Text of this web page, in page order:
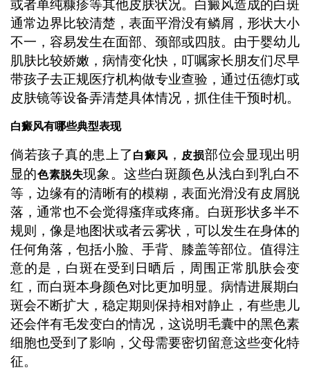
或者单纯糠疹等其他皮肤状况。白癜风造成的白斑
通常边界比较清楚，表面平滑没有鳞屑，形状大小
不一，容易发生在面部、颈部或四肢。由于婴幼儿
肌肤比较娇嫩，病情变化快，叮嘱家长朋友们尽早
带孩子去正规医疗机构做专业查验，通过伍德灯或
皮肤镜等设备弄清楚具体情况，抓住佳干预时机。
白癜风有哪些典型表现
倘若孩子真的患上了 白癜风 ， 皮损部位会显现出明
显的色素脱失现象。这些白斑颜色从浅白到乳白不
等，边缘有的清晰有的模糊，表面光滑没有皮屑脱
落，通常也不会觉得瘙痒或疼痛。白斑形状多半不
规则，像是地图状或者云雾状，可以发生在身体的
任何角落，包括小脸、手背、膝盖等部位。值得注
意的是，白斑在受到日晒后，周围正常肌肤会变
红，而白斑本身颜色对比更加明显。病情进展期白
斑会不断扩大，稳定期则保持相对静止，有些患儿
还会伴有毛发变白的情况，这说明毛囊中的黑色素
细胞也受到了影响，父母需要密切留意这些变化特
征。